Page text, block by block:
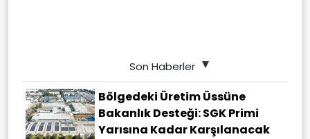
Son Haberler
Bölgedeki Üretim Üssüne
Bakanlık Desteği: SGK Primi
Yarısına Kadar Karşılanacak